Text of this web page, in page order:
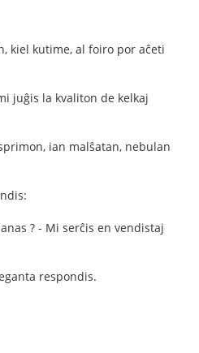
kiel kutime, al foiro por aĉeti
juĝis la kvaliton de kelkaj
ian malŝatan, nebulan
? - Mi serĉis en vendistaj
respondis.